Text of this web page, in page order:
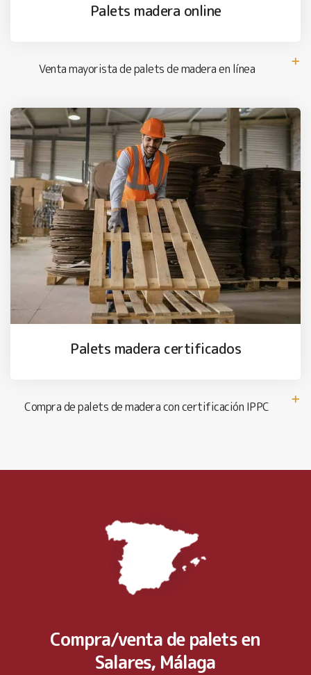
Palets madera online
Venta mayorista de palets de madera en línea
Palets madera certificados
Compra de palets de madera con certificación IPPC
Compra/venta de palets en
Salares, Málaga